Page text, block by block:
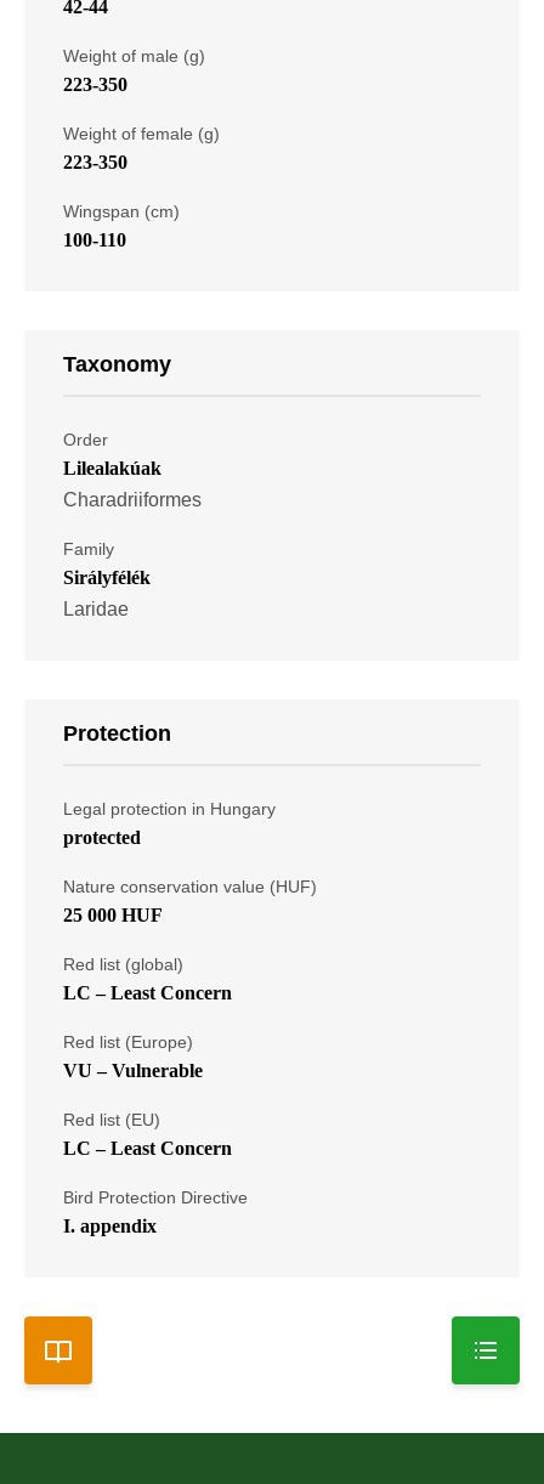
42-44
Weight of male (g)
223-350
Weight of female (g)
223-350
Wingspan (cm)
100-110
Taxonomy
Order
Lilealakúak
Charadriiformes
Family
Sirályfélék
Laridae
Protection
Legal protection in Hungary
protected
Nature conservation value (HUF)
25 000 HUF
Red list (global)
LC – Least Concern
Red list (Europe)
VU – Vulnerable
Red list (EU)
LC – Least Concern
Bird Protection Directive
I. appendix